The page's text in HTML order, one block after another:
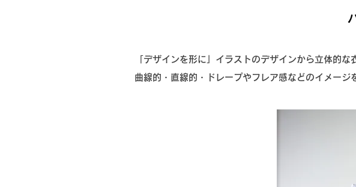
​「デザインを形に」 イラストのデザインから立体的な
曲線的・直線的・ドレープやフレア感などのイメージ